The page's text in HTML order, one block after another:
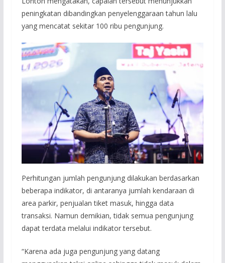
peningkatan dibandingkan penyelenggaraan tahun lalu
yang mencatat sekitar 100 ribu pengunjung.
Perhitungan jumlah pengunjung dilakukan berdasarkan
beberapa indikator, di antaranya jumlah kendaraan di
area parkir, penjualan tiket masuk, hingga data
transaksi. Namun demikian, tidak semua pengunjung
dapat terdata melalui indikator tersebut.
“Karena ada juga pengunjung yang datang